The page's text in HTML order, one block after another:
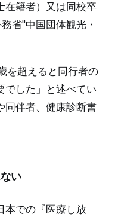
在籍者）又は同校卒
省"中国団体観光・
を超えると同行者の
でした」と述べてい
同伴者、健康診断書
い
本での『医療し放